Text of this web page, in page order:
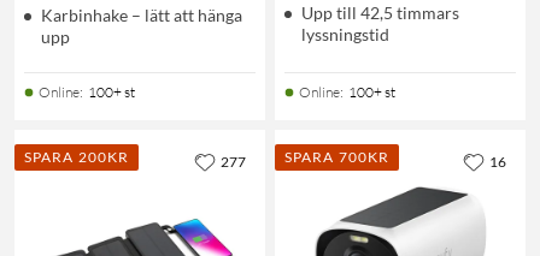
Karbinhake – lätt att hänga
upp
Online: 100+ st
Upp till 42,5 timmars
lyssningstid
Online: 100+ st
SPARA 200KR 277 SPARA 700KR 16